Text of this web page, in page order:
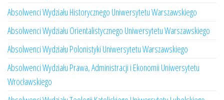
Absolwenci Wydziału Historycznego Uniwersytetu Warszawskiego
Absolwenci Wydziału Orientalistycznego Uniwersytetu Warszawskiego
Absolwenci Wydziału Polonistyki Uniwersytetu Warszawskiego
Absolwenci Wydziału Prawa, Administracji i Ekonomii Uniwersytetu
Wrocławskiego